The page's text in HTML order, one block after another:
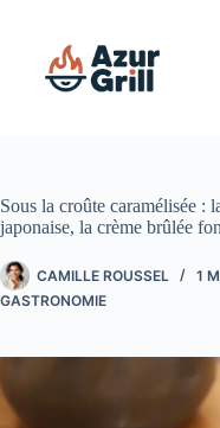
Sous la croûte caramélisée :
japonaise, la crème brûlée
CAMILLE ROUSSEL
1
GASTRONOMIE